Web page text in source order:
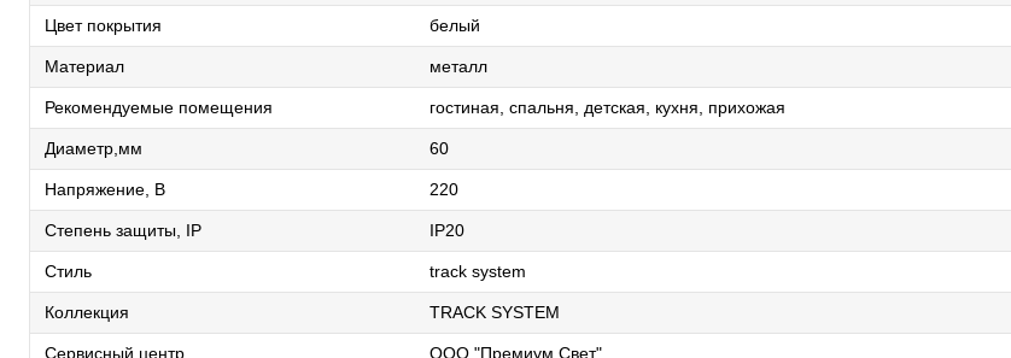
Цвет покрытия белый
Материал металл
Рекомендуемые помещения гостиная, спальня, детская, кухня, прихожая
Диаметр,мм 60
Напряжение, В 220
Степень защиты, IP IP20
Стиль track system
Коллекция TRACK SYSTEM
Сервисный центр ООО "Премиум Свет"